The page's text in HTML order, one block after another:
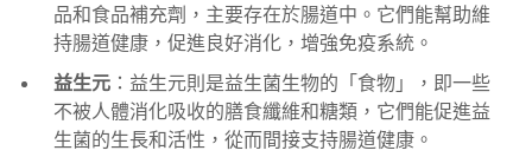
品和食品補充劑，主要存在於腸道中。它們能幫助維
持腸道健康，促進良好消化，增強免疫系統。
益生元 ：益生元則是益生菌生物的「食物」，即一些
不被人體消化吸收的膳食纖維和糖類，它們能促進益
生菌的生長和活性，從而間接支持腸道健康。